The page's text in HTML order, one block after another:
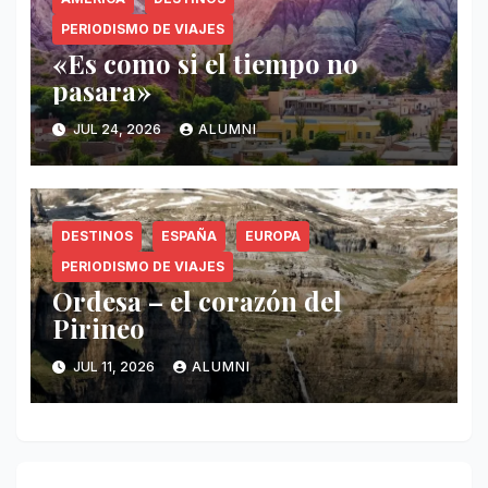
PERIODISMO DE VIAJES
«Es como si el tiempo no
pasara»
JUL 24, 2026 ALUMNI
DESTINOS ESPAÑA
EUROPA
PERIODISMO DE VIAJES
Ordesa – el corazón del
Pirineo
JUL 11, 2026 ALUMNI